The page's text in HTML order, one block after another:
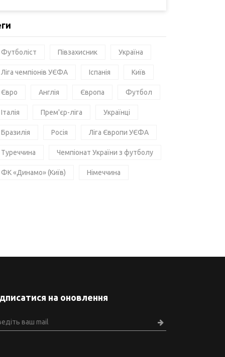
Футболіст Півзахисник Україна
Ліга чемпіонів УЄФА Іспанія Київ
Євро Англія Європа Футбол
Італія Прем'єр-ліга Українці
Бразилія Росія Ліга Європи УЄФА
Туреччина Чемпіонат України з футболу
ФК «Динамо» (Київ) Німеччина
на оновлення